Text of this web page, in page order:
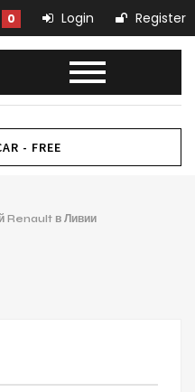
0 Login Register
- FREE
Renault в Ливии